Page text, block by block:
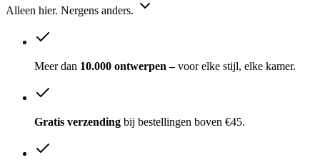
Alleen hier. Nergens anders.
Meer dan 10.000 ontwerpen –voor elke stijl, elke kamer.
Gratis verzending bij bestellingen boven €45.